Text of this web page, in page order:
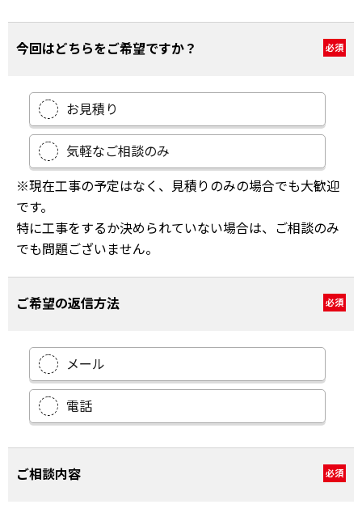
今回はどちらをご希望ですか？ 必須
お見積り
気軽なご相談のみ
※現在工事の予定はなく、見積りのみの場合でも大歓迎
です。
特に工事をするか決められていない場合は、ご相談のみ
でも問題ございません。
ご希望の返信方法 必須
メール
電話
ご相談内容 必須